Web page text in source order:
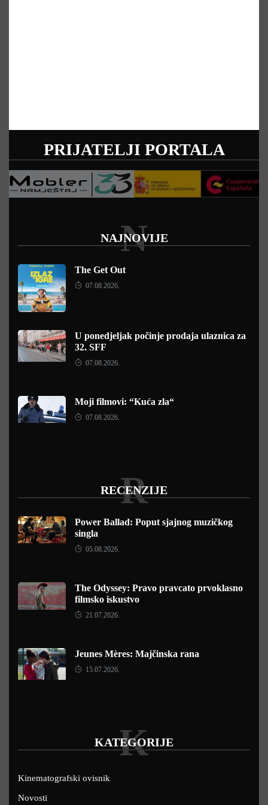
PRIJATELJI PORTALA
NAJNOVIJE
N
The Get Out
07.08.2026.
U ponedjeljak počinje prodaja ulaznica za
32. SFF
07.08.2026.
Moji filmovi: “Kuća zla“
07.08.2026.
RECENZIJE
R
Power Ballad: Poput sjajnog muzičkog
singla
05.08.2026.
The Odyssey: Pravo pravcato prvoklasno
filmsko iskustvo
21.07.2026.
Jeunes Mères: Majčinska rana
15.07.2026.
KATEGORIJE
K
Kinematografski ovisnik
Novosti